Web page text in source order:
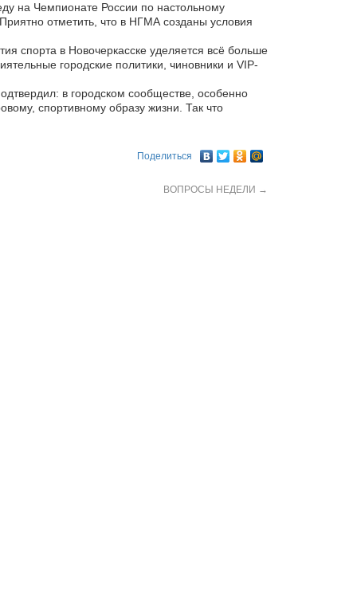
на Чемпионате России по настольному
отметить, что в НГМА созданы условия
спорта в Новочеркасске уделяется всё больше
городские политики, чиновники и VIP-
в городском сообществе, особенно
спортивному образу жизни. Так что
Поделиться
ВОПРОСЫ НЕДЕЛИ →